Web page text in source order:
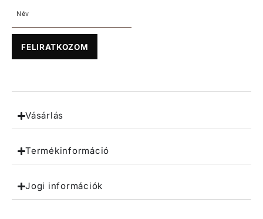
FELIRATKOZOM
Vásárlás
Termékinformáció
Jogi információk